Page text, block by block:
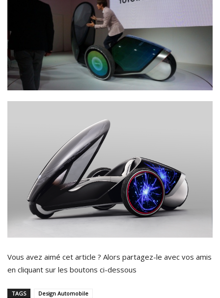
Vous avez aimé cet article ? Alors partagez-le avec vos amis
en cliquant sur les boutons ci-dessous
TAGS Design Automobile